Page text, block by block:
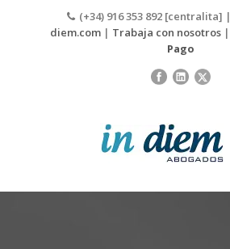
(+34) 916 353 892 [centralita] |
diem.com| Trabaja con nosotros|
Pago